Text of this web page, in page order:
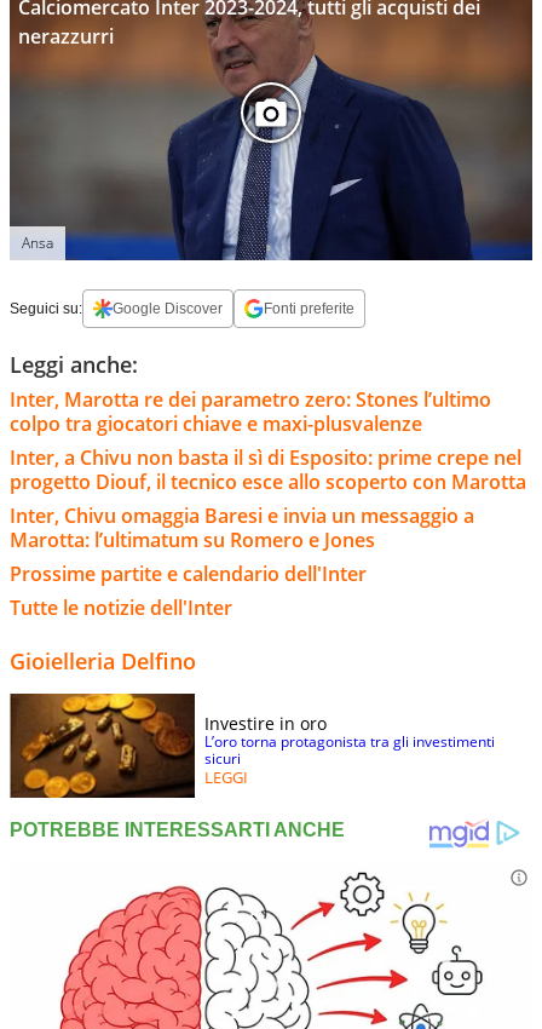
Calciomercato Inter 2023-2024, tutti gli acquisti dei
nerazzurri
Ansa
Seguici su: Google Discover Fonti preferite
Leggi anche:
Inter, Marotta re dei parametro zero: Stones l’ultimo
colpo tra giocatori chiave e maxi-plusvalenze
Inter, a Chivu non basta il sì di Esposito: prime crepe nel
progetto Diouf, il tecnico esce allo scoperto con Marotta
Inter, Chivu omaggia Baresi e invia un messaggio a
Marotta: l’ultimatum su Romero e Jones
Prossime partite e calendario dell'Inter
Tutte le notizie dell'Inter
Gioielleria Delfino
Investire in oro
L’oro torna protagonista tra gli investimenti
sicuri
LEGGI